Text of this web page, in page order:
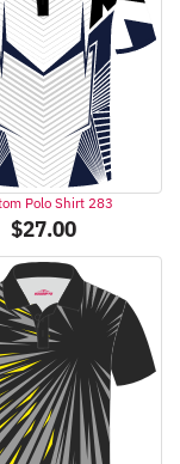
Polo Shirt 283
$27.00